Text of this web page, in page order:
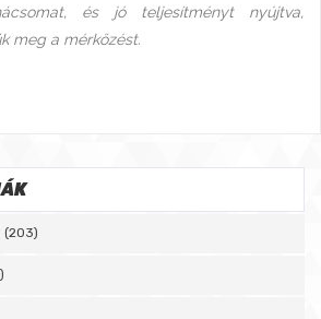
és jó teljesítményt nyújtva,
meg a mérkőzést.
(203)